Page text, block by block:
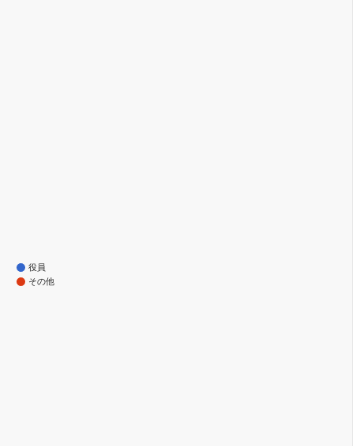
役員
その他